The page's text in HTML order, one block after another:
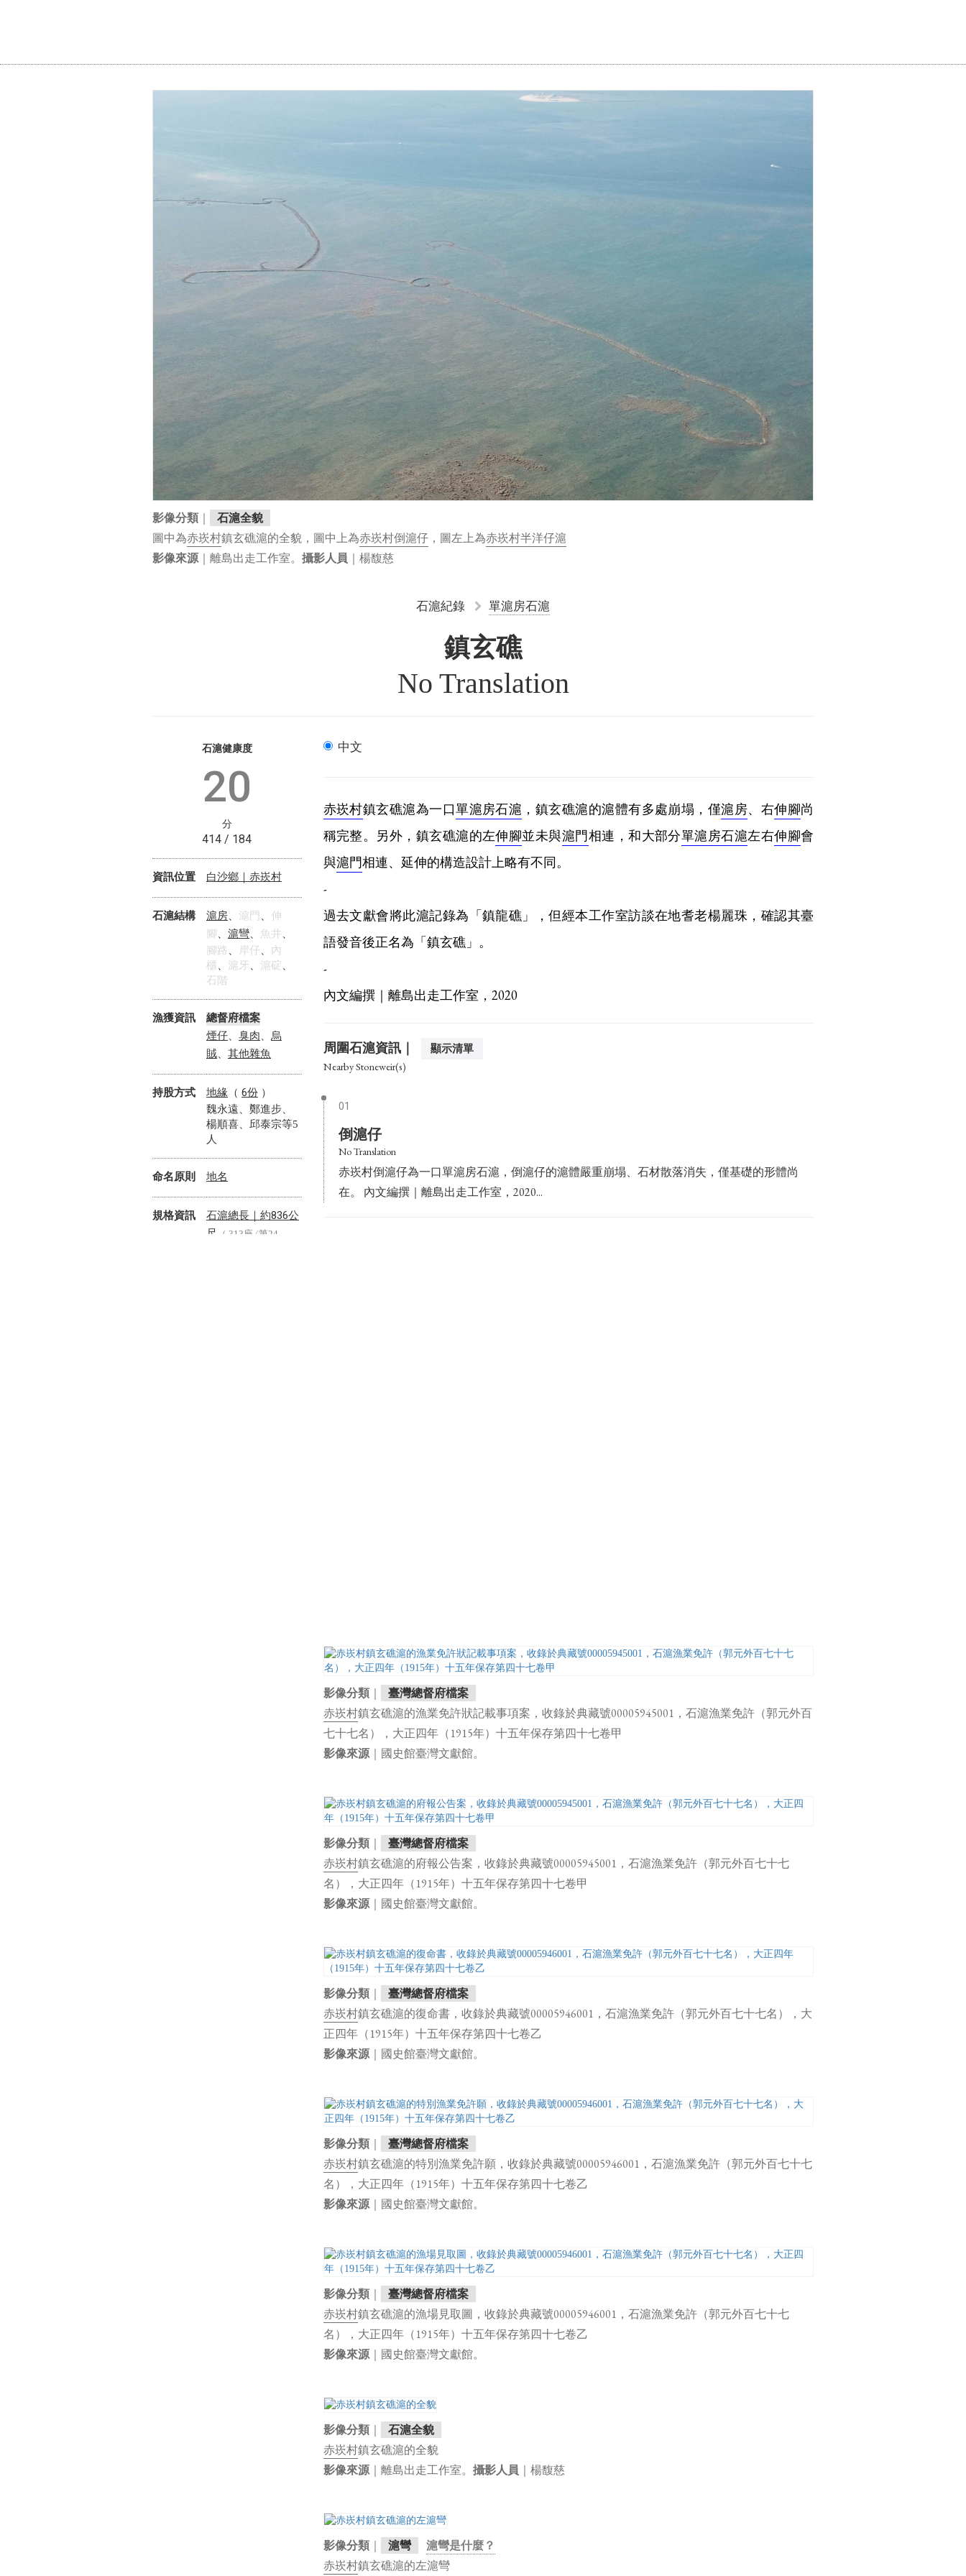
影像分類 ｜ 石滬全貌
圖中為赤崁村鎮玄礁滬的全貌，圖中上為赤崁村倒滬仔 ，圖左上為赤崁村半洋仔滬
影像來源｜離島出走工作室。 攝影人員 ｜楊馥慈
石滬紀錄 單滬房石滬
鎮玄礁
No Translation
石滬健康度
20
分
414 / 184
資訊位置 白沙鄉｜赤崁村
石滬結構 滬房、 滬門 、 伸
腳、 滬彎、 魚井、
腳路 、 岸仔、 內
櫃 、 滬牙、 滬碇、
石階
漁獲資訊 總督府檔案
煙仔、 臭肉、 烏
賊、 其他雜魚
持股方式 地緣 （ 6份 ）
魏永遠、鄭進步、
楊順喜、邱泰宗等5
人
命名原則 地名
規格資訊 石滬總長｜ 約836公
尺
（ 313座 ⁄ 第24
中文
赤崁村鎮玄礁滬為一口單滬房石滬 ，鎮玄礁滬的滬體有多處崩塌，僅滬房、右伸腳尚
稱完整。另外，鎮玄礁滬的左伸腳並未與滬門相連，和大部分單滬房石滬左右伸腳會
與滬門相連、延伸的構造設計上略有不同。
-
過去文獻會將此滬記錄為「鎮龍礁」，但經本工作室訪談在地耆老楊麗珠，確認其臺
語發音後正名為「鎮玄礁」。
-
內文編撰｜離島出走工作室，2020
周圍石滬資訊｜ 顯示清單
Nearby Stoneweir(s)
01
倒滬仔
No Translation
赤崁村倒滬仔為一口單滬房石滬，倒滬仔的滬體嚴重崩塌、石材散落消失，僅基礎的形體尚
在。 內文編撰｜離島出走工作室，2020...
影像分類｜ 臺灣總督府檔案
赤崁村鎮玄礁滬的漁業免許狀記載事項案，收錄於典藏號00005945001，石滬漁業免許（郭元外百
七十七名），大正四年（1915年）十五年保存第四十七卷甲
影像來源｜國史館臺灣文獻館。
影像分類｜ 臺灣總督府檔案
赤崁村鎮玄礁滬的府報公告案，收錄於典藏號00005945001，石滬漁業免許（郭元外百七十七
名），大正四年（1915年）十五年保存第四十七卷甲
影像來源｜國史館臺灣文獻館。
影像分類｜ 臺灣總督府檔案
赤崁村鎮玄礁滬的復命書，收錄於典藏號00005946001，石滬漁業免許（郭元外百七十七名），大
正四年（1915年）十五年保存第四十七卷乙
影像來源｜國史館臺灣文獻館。
影像分類｜ 臺灣總督府檔案
赤崁村鎮玄礁滬的特別漁業免許願，收錄於典藏號00005946001，石滬漁業免許（郭元外百七十七
名），大正四年（1915年）十五年保存第四十七卷乙
影像來源｜國史館臺灣文獻館。
影像分類｜ 臺灣總督府檔案
赤崁村鎮玄礁滬的漁場見取圖，收錄於典藏號00005946001，石滬漁業免許（郭元外百七十七
名），大正四年（1915年）十五年保存第四十七卷乙
影像來源｜國史館臺灣文獻館。
影像分類｜ 石滬全貌
赤崁村鎮玄礁滬的全貌
影像來源｜離島出走工作室。 攝影人員｜楊馥慈
影像分類｜ 滬彎 滬彎是什麼？
赤崁村鎮玄礁滬的左滬彎